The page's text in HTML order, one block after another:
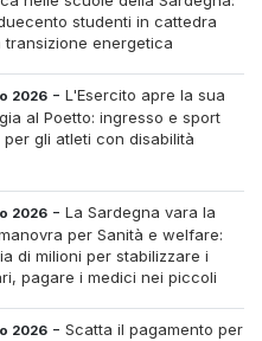
studenti in cattedra
transizione energetica
2026 -L'Esercito apre la sua
al Poetto: ingresso e sport
per gli atleti con disabilità
2026 -La Sardegna vara la
per Sanità e welfare:
di milioni per stabilizzare i
pagare i medici nei piccoli
di riposo.
2026 -Scatta il pagamento per